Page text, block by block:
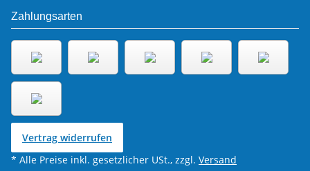
Zahlungsarten
Vertrag widerrufen
* Alle Preise inkl. gesetzlicher USt., zzgl. Versand